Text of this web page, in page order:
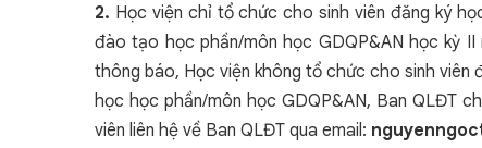
2. Học viện chỉ tổ chức cho sinh viên đăng ký
đào tạo học phần/môn học GDQP&AN học kỳ
thông báo, Học viện không tổ chức cho sinh viên
học học phần/môn học GDQP&AN, Ban QLĐT
viên liên hệ về Ban QLĐT qua email: